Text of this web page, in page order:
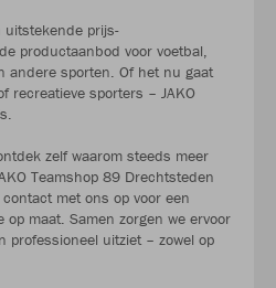
uitstekende prijs-
productaanbod voor voetbal,
andere sporten. Of het nu gaat
recreatieve sporters – JAKO
zelf waarom steeds meer
Teamshop 89 Drechtsteden
met ons op voor een
maat. Samen zorgen we ervoor
professioneel uitziet – zowel op